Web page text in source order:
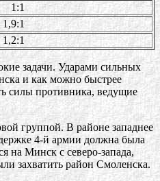
задачи. Ударами сильных
и как можно быстрее
силы противника, ведущие
группой. В районе западнее
4-й армии должна была
на Минск с северо-запада,
захватить район Смоленска.